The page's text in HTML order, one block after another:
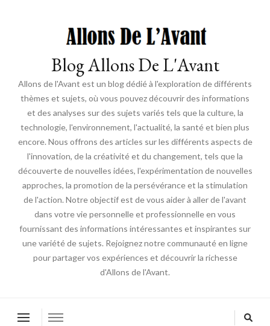
Blog Allons De L'Avant
Allons de l'Avant est un blog dédié à l'exploration de différents
thèmes et sujets, où vous pouvez découvrir des informations
et des analyses sur des sujets variés tels que la culture, la
technologie, l'environnement, l'actualité, la santé et bien plus
encore. Nous offrons des articles sur les différents aspects de
l'innovation, de la créativité et du changement, tels que la
découverte de nouvelles idées, l'expérimentation de nouvelles
approches, la promotion de la persévérance et la stimulation
de l'action. Notre objectif est de vous aider à aller de l'avant
dans votre vie personnelle et professionnelle en vous
fournissant des informations intéressantes et inspirantes sur
une variété de sujets. Rejoignez notre communauté en ligne
pour partager vos expériences et découvrir la richesse
d'Allons de l'Avant.